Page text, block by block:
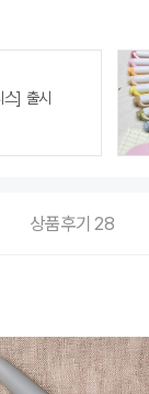
] 출시
상품후기 28